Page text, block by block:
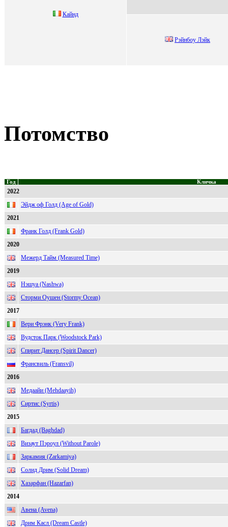
Кaйнд
Рэйнбоу Лэйк
Потомство
Год Кличка
2022
Эйдж оф Голд (Age of Gold)
2021
Франк Голд (Frank Gold)
2020
Межерд Тайм (Measured Time)
2019
Нэшуа (Nashwa)
Сторми Оушен (Stormy Ocean)
2017
Вери Фрэнк (Very Frank)
Вудсток Парк (Woodstock Park)
Спирит Дансер (Spirit Dancer)
Франсвиль (Fransvil)
2016
Медаайи (Mehdaayih)
Сиртис (Syrtis)
2015
Багдад (Baghdad)
Визаут Пэроул (Without Parole)
Заркамия (Zarkamiya)
Солид Дрим (Solid Dream)
Хазарфан (Hazarfan)
2014
Авена (Avena)
Дрим Касл (Dream Castle)